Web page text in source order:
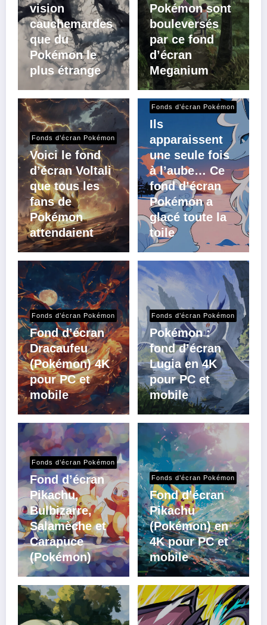
vision
cauchemardes
que du
Pokémon le
plus étrange
Pokémon sont
bouleversés
par ce fond
d’écran
Meganium
Fonds d’écran Pokémon
Voici le fond
d’écran Voltali
que tous les
fans de
Pokémon
attendaient
Fonds d’écran Pokémon
Ils
apparaissent
une seule fois
à l’aube… Ce
fond d’écran
Pokémon a
glacé toute la
toile
Fonds d’écran Pokémon
Fond d’écran
Dracaufeu
(Pokémon) 4K
pour PC et
mobile
Fonds d’écran Pokémon
Pokémon :
fond d’écran
Lugia en 4K
pour PC et
mobile
Fonds d’écran Pokémon
Fond d’écran
Pikachu,
Bulbizarre,
Salamèche et
Carapuce
(Pokémon)
Fonds d’écran Pokémon
Fond d’écran
Pikachu
(Pokémon) en
4K pour PC et
mobile